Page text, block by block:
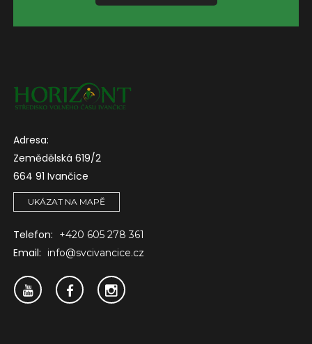
Adresa:
Zemědělská 619/2
664 91 Ivančice
UKÁZAT NA MAPĚ
Telefon: +420 605 278 361
Email: info@svcivancice.cz